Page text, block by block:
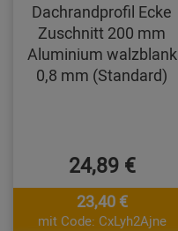
Dachrandprofil Ecke
Zuschnitt 200 mm
Aluminium walzblank
0,8 mm (Standard)
24,89 €
23,40 €
mit Code: CxLyh2Ajne